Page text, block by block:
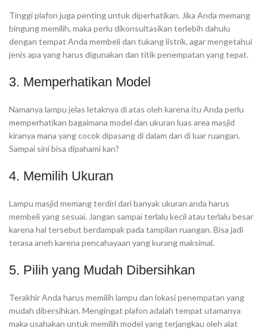
Tinggi plafon juga penting untuk diperhatikan. Jika Anda memang
bingung memilih, maka perlu dikonsultasikan terlebih dahulu
dengan tempat Anda membeli dan tukang listrik, agar mengetahui
jenis apa yang harus digunakan dan titik penempatan yang tepat.
3. Memperhatikan Model
Namanya lampu jelas letaknya di atas oleh karena itu Anda perlu
memperhatikan bagaimana model dan ukuran luas area masjid
kiranya mana yang cocok dipasang di dalam dan di luar ruangan.
Sampai sini bisa dipahami kan?
4. Memilih Ukuran
Lampu masjid memang terdiri dari banyak ukuran anda harus
membeli yang sesuai. Jangan sampai terlalu kecil atau terlalu besar
karena hal tersebut berdampak pada tampilan ruangan. Bisa jadi
terasa aneh karena pencahayaan yang kurang maksimal.
5. Pilih yang Mudah Dibersihkan
Terakhir Anda harus memilih lampu dan lokasi penempatan yang
mudah dibersihkan. Mengingat plafon adalah tempat utamanya
maka usahakan untuk memilih model yang terjangkau oleh alat